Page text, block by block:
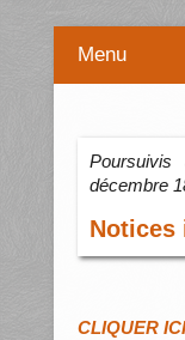
Menu
décembre
Notices
CLIQUER